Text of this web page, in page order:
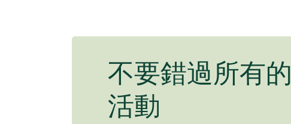
不要錯過所有的
活動